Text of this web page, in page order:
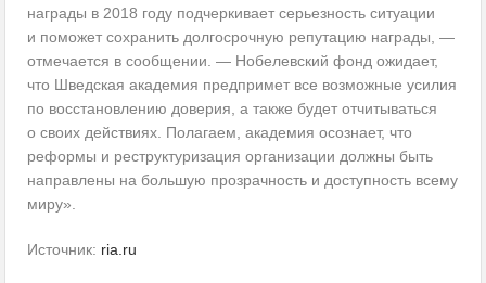
награды в 2018 году подчеркивает серьезность ситуации
и поможет сохранить долгосрочную репутацию награды, —
отмечается в сообщении. — Нобелевский фонд ожидает,
что Шведская академия предпримет все возможные усилия
по восстановлению доверия, а также будет отчитываться
о своих действиях. Полагаем, академия осознает, что
реформы и реструктуризация организации должны быть
направлены на большую прозрачность и доступность всему
миру».
Источник: ria.ru